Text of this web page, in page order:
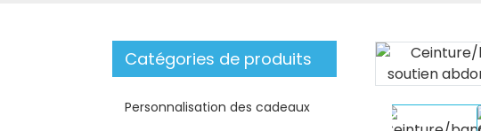
Catégories de produits
Personnalisation des cadeaux